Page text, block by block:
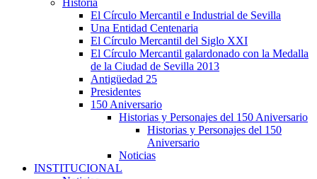
Historia
El Círculo Mercantil e Industrial de Sevilla
Una Entidad Centenaria
El Círculo Mercantil del Siglo XXI
El Círculo Mercantil galardonado con la Medalla
de la Ciudad de Sevilla 2013
Antigüedad 25
Presidentes
150 Aniversario
Historias y Personajes del 150 Aniversario
Historias y Personajes del 150
Aniversario
Noticias
INSTITUCIONAL